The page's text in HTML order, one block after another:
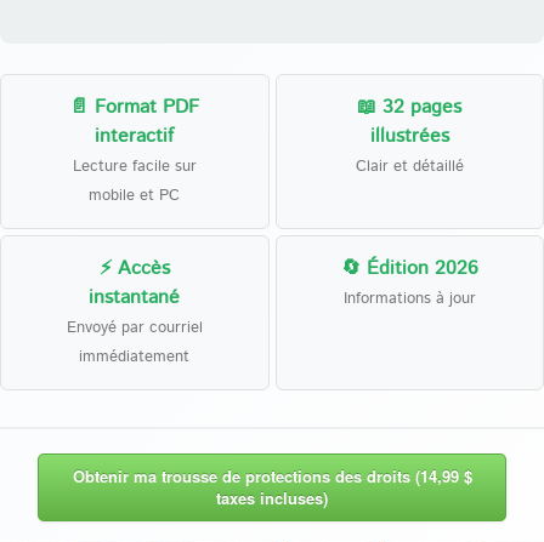
📄 Format PDF
interactif
Lecture facile sur
mobile et PC
📖 32 pages
illustrées
Clair et détaillé
⚡ Accès
instantané
Envoyé par courriel
immédiatement
🔄 Édition 2026
Informations à jour
Obtenir ma trousse de protections des droits (14,99 $
taxes incluses)